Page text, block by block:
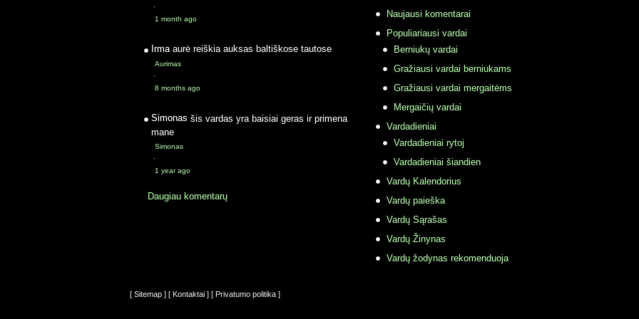
·
1 month ago
Irma aurė reiškia auksas baltiškose tautose
Aurimas
·
8 months ago
Simonas šis vardas yra baisiai geras ir primena
mane
Simonas
·
1 year ago
Daugiau komentarų
Naujausi komentarai
Populiariausi vardai
Berniukų vardai
Gražiausi vardai berniukams
Gražiausi vardai mergaitėms
Mergaičių vardai
Vardadieniai
Vardadieniai rytoj
Vardadieniai šiandien
Vardų Kalendorius
Vardų paieška
Vardų Sąrašas
Vardų Žinynas
Vardų žodynas rekomenduoja
[ Sitemap ] [ Kontaktai ] [ Privatumo politika ]